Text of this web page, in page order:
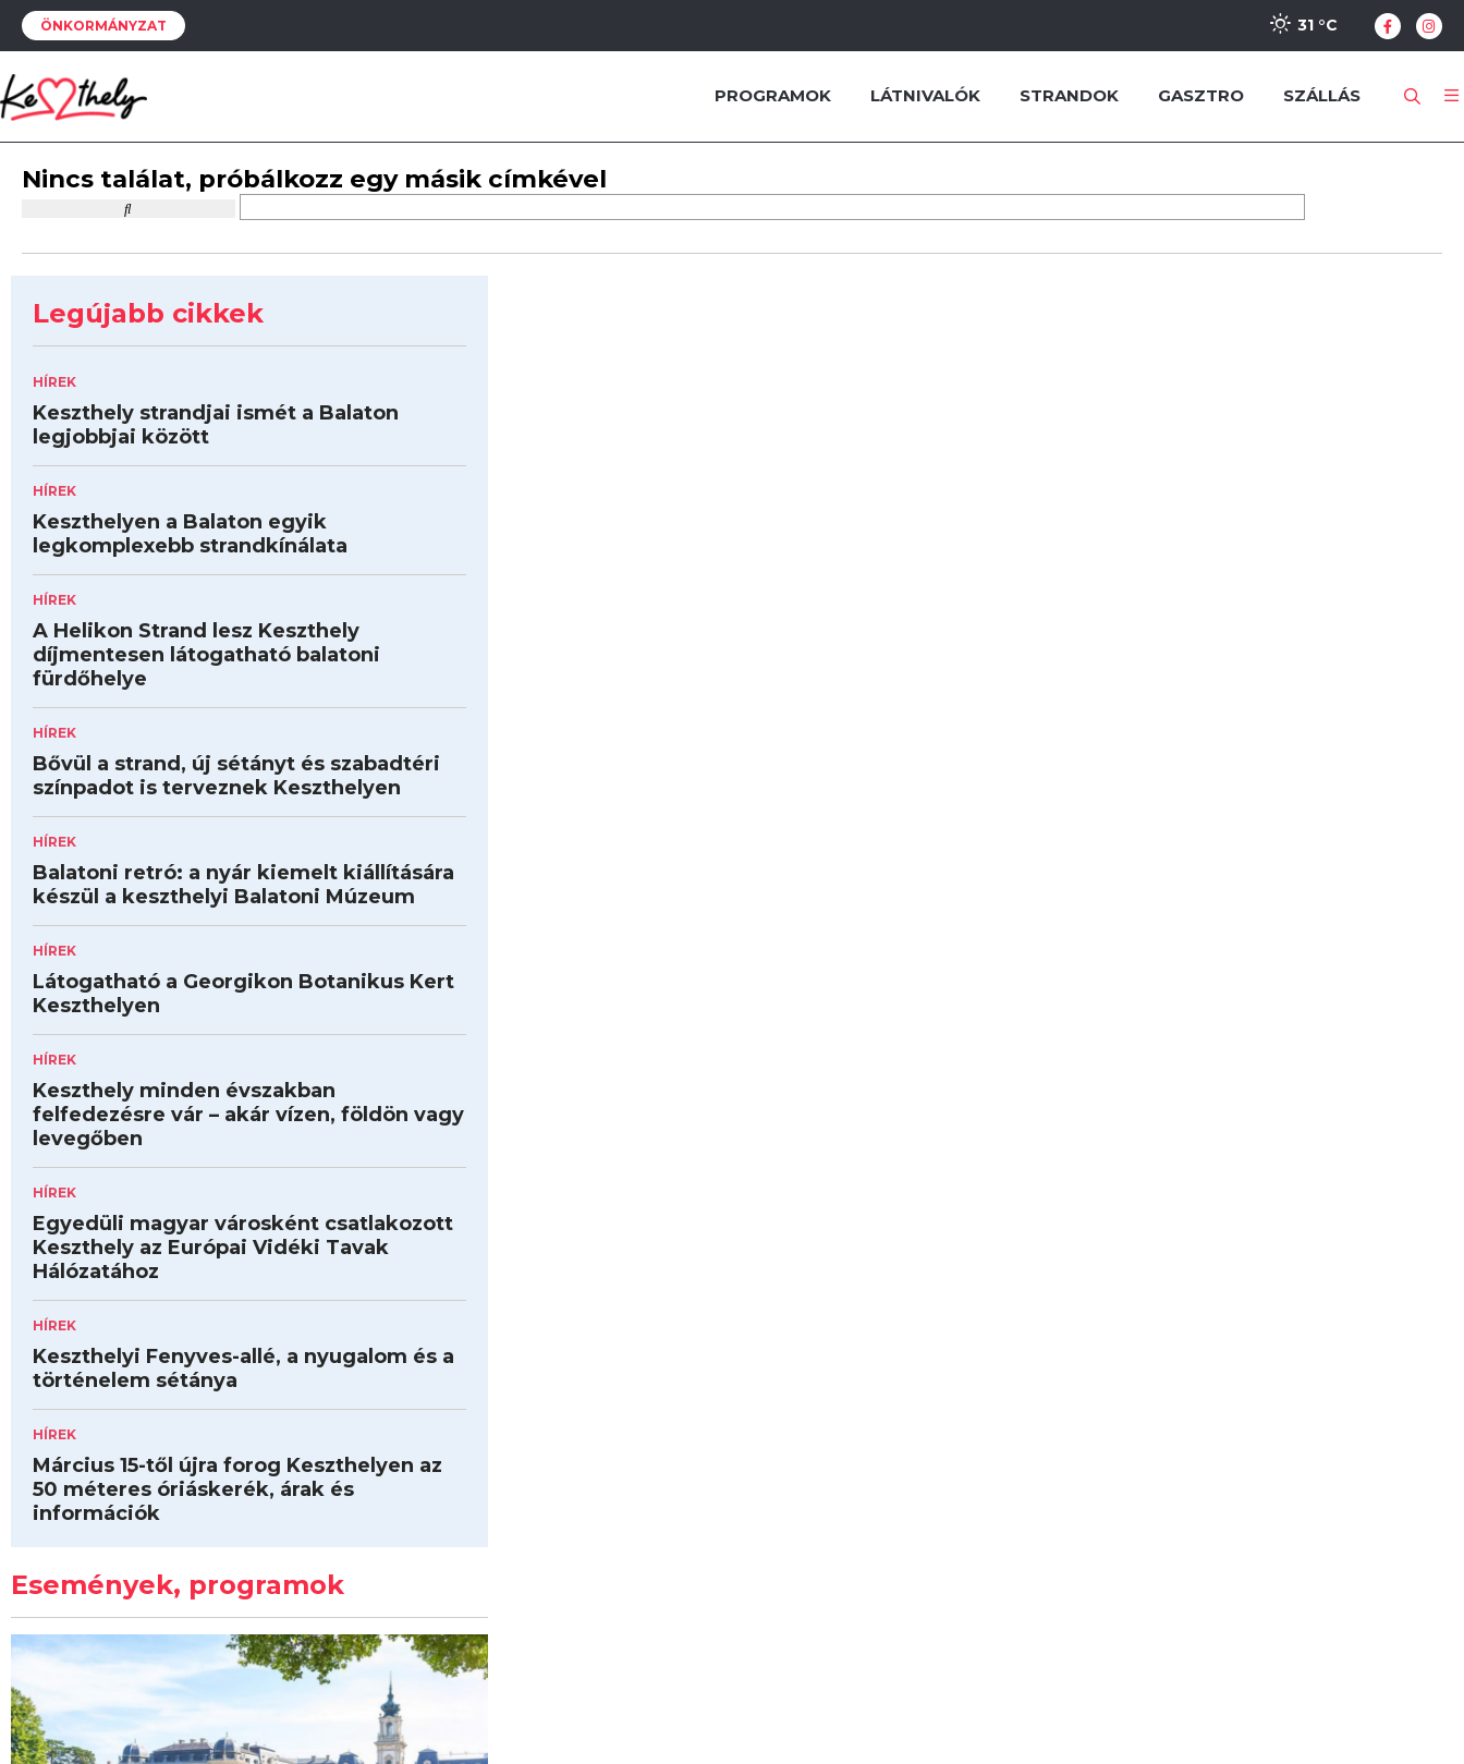
ÖNKORMÁNYZAT 31 °C
PROGRAMOK LÁTNIVALÓK STRANDOK GASZTRO SZÁLLÁS
Nincs találat, próbálkozz egy másik címkével
Legújabb cikkek
HÍREK
Keszthely strandjai ismét a Balaton
legjobbjai között
HÍREK
Keszthelyen a Balaton egyik
legkomplexebb strandkínálata
HÍREK
A Helikon Strand lesz Keszthely
díjmentesen látogatható balatoni
fürdőhelye
HÍREK
Bővül a strand, új sétányt és szabadtéri
színpadot is terveznek Keszthelyen
HÍREK
Balatoni retró: a nyár kiemelt kiállítására
készül a keszthelyi Balatoni Múzeum
HÍREK
Látogatható a Georgikon Botanikus Kert
Keszthelyen
HÍREK
Keszthely minden évszakban
felfedezésre vár – akár vízen, földön vagy
levegőben
HÍREK
Egyedüli magyar városként csatlakozott
Keszthely az Európai Vidéki Tavak
Hálózatához
HÍREK
Keszthelyi Fenyves-allé, a nyugalom és a
történelem sétánya
HÍREK
Március 15-től újra forog Keszthelyen az
50 méteres óriáskerék, árak és
információk
Események, programok